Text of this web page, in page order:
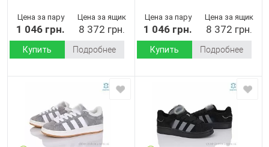
Цена за пару
1 046 грн.
Цена за ящик
8 372 грн.
Купить Подробнее
Цена за пару
1 046 грн.
Цена за ящик
8 372 грн.
Купить Подробнее